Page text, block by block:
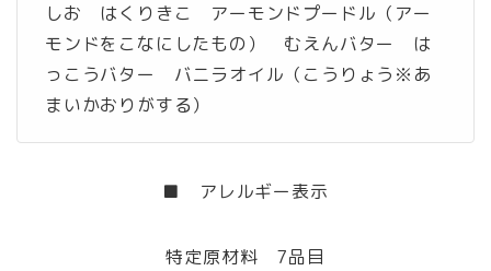
しお はくりきこ アーモンドプードル（アー
モンドをこなにしたもの） むえんバター は
っこうバター バニラオイル（こうりょう※あ
まいかおりがする）
■ アレルギー表示
特定原材料 7品目